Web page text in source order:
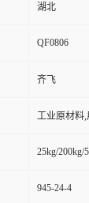
湖北
QF0806
齐飞
工业原材料
25kg/200kg/
945-24-4